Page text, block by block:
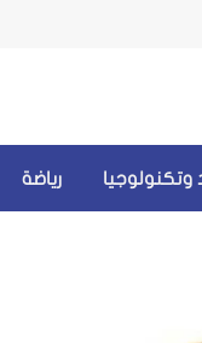
وتكنولوجيا رياضة